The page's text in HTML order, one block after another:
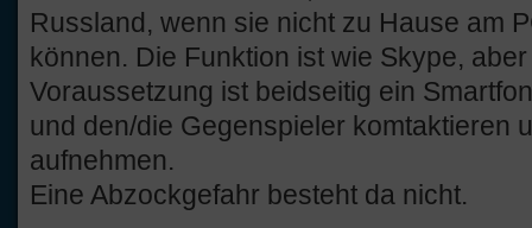
Russland, wenn sie nicht zu Hause am
können. Die Funktion ist wie Skype,
Voraussetzung ist beidseitig ein
und den/die Gegenspieler komtaktieren
aufnehmen.
Eine Abzockgefahr besteht da nicht.